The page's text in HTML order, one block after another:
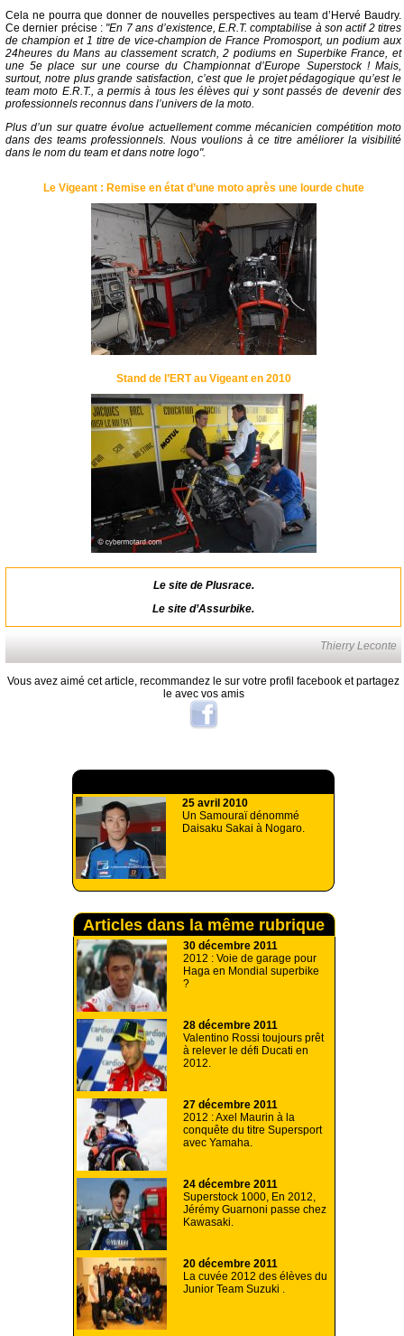
Cela ne pourra que donner de nouvelles perspectives au team d’Hervé Baudry.
Ce dernier précise : "En 7 ans d’existence, E.R.T. comptabilise à son actif 2 titres
de champion et 1 titre de vice-champion de France Promosport, un podium aux
24heures du Mans au classement scratch, 2 podiums en Superbike France, et
une 5e place sur une course du Championnat d’Europe Superstock ! Mais,
surtout, notre plus grande satisfaction, c’est que le projet pédagogique qu’est le
team moto E.R.T., a permis à tous les élèves qui y sont passés de devenir des
professionnels reconnus dans l’univers de la moto.
Plus d’un sur quatre évolue actuellement comme mécanicien compétition moto
dans des teams professionnels. Nous voulions à ce titre améliorer la visibilité
dans le nom du team et dans notre logo".
Le Vigeant : Remise en état d’une moto après une lourde chute
Stand de l’ERT au Vigeant en 2010
Le site de Plusrace.
Le site d’Assurbike.
Thierry Leconte
Vous avez aimé cet article, recommandez le sur votre profil facebook et partagez
le avec vos amis
25 avril 2010
Un Samouraï dénommé
Daisaku Sakai à Nogaro.
Articles dans la même rubrique
30 décembre 2011
2012 : Voie de garage pour
Haga en Mondial superbike
?
28 décembre 2011
Valentino Rossi toujours prêt
à relever le défi Ducati en
2012.
27 décembre 2011
2012 : Axel Maurin à la
conquête du titre Supersport
avec Yamaha.
24 décembre 2011
Superstock 1000, En 2012,
Jérémy Guarnoni passe chez
Kawasaki.
20 décembre 2011
La cuvée 2012 des élèves du
Junior Team Suzuki .